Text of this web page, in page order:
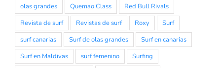
olas grandes
Quemao Class
Red Bull Rivals
Revista de surf
Revistas de surf Roxy
Surf
surf canarias
Surf de olas grandes
Surf en canarias
Surf en Maldivas
surf femenino
Surfing